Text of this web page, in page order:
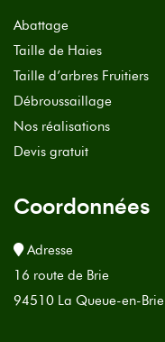
Abattage
Taille de Haies
Taille d’arbres Fruitiers
Débroussaillage
Nos réalisations
Devis gratuit
Coordonnées
Adresse
16 route de Brie
94510 La Queue-en-Brie